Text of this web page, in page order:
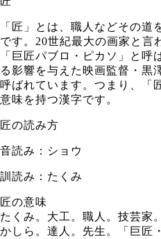
「匠」とは、職人などその
です。20世紀最大の画家と言
「巨匠パブロ・ピカソ」と
る影響を与えた映画監督・黒
呼ばれています。つまり、「
意味を持つ漢字です。
匠の読み方
音読み：ショウ
訓読み：たくみ
匠の意味
たくみ。大工。職人。技芸家
かしら。達人。先生。「巨匠